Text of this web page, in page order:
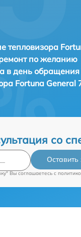
тепловизора
по желанию
в день обращения
Fortuna General
со
Оставить
Вы соглашаетесь c